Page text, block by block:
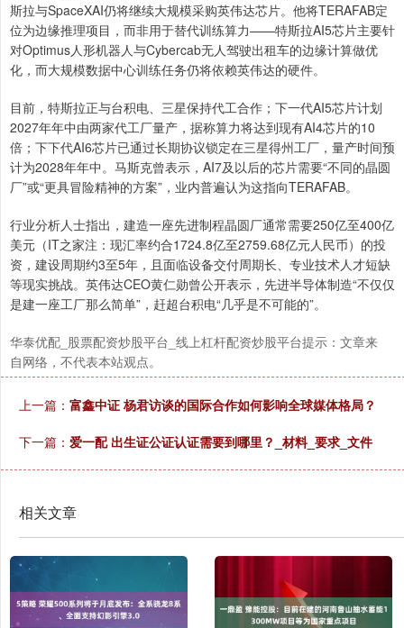
斯拉与SpaceXAI仍将继续大规模采购英伟达芯片。他将TERAFAB定
位为边缘推理项目，而非用于替代训练算力——特斯拉AI5芯片主要针
对Optimus人形机器人与Cybercab无人驾驶出租车的边缘计算做优
化，而大规模数据中心训练任务仍将依赖英伟达的硬件。
目前，特斯拉正与台积电、三星保持代工合作；下一代AI5芯片计划
2027年年中由两家代工厂量产，据称算力将达到现有AI4芯片的10
倍；下下代AI6芯片已通过长期协议锁定在三星得州工厂，量产时间预
计为2028年年中。马斯克曾表示，AI7及以后的芯片需要“不同的晶圆
厂”或“更具冒险精神的方案”，业内普遍认为这指向TERAFAB。
行业分析人士指出，建造一座先进制程晶圆厂通常需要250亿至400亿
美元（IT之家注：现汇率约合1724.8亿至2759.68亿元人民币）的投
资，建设周期约3至5年，且面临设备交付周期长、专业技术人才短缺
等现实挑战。英伟达CEO黄仁勋曾公开表示，先进半导体制造“不仅仅
是建一座工厂那么简单”，赶超台积电“几乎是不可能的”。
华泰优配_股票配资炒股平台_线上杠杆配资炒股平台提示：文章来
自网络，不代表本站观点。
上一篇： 富鑫中证 杨君访谈的国际合作如何影响全球媒体格局？
下一篇： 爱一配 出生证公证认证需要到哪里？_材料_要求_文件
相关文章